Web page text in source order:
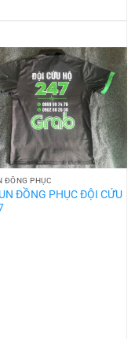
ĐỒNG PHỤC
ĐỒNG PHỤC ĐỘI CỨU